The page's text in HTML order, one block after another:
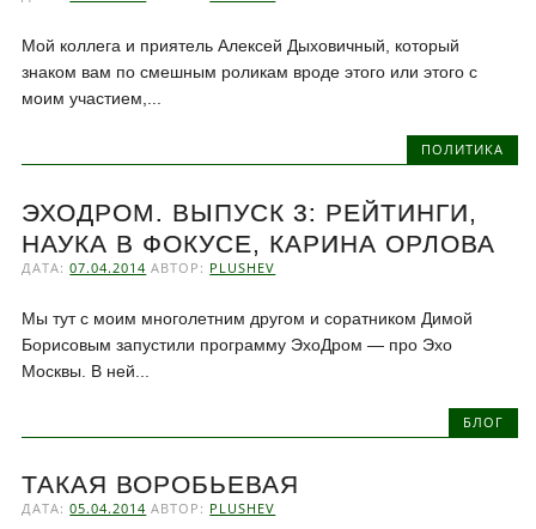
Мой коллега и приятель Алексей Дыховичный, который
знаком вам по смешным роликам вроде этого или этого с
моим участием,...
ПОЛИТИКА
ЭХОДРОМ. ВЫПУСК 3: РЕЙТИНГИ,
НАУКА В ФОКУСЕ, КАРИНА ОРЛОВА
ДАТА:07.04.2014 АВТОР: PLUSHEV
Мы тут с моим многолетним другом и соратником Димой
Борисовым запустили программу ЭхоДром — про Эхо
Москвы. В ней...
БЛОГ
ТАКАЯ ВОРОБЬЕВАЯ
ДАТА:05.04.2014 АВТОР: PLUSHEV